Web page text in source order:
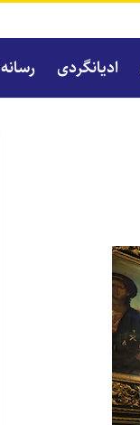
ادیانگردی رسانه